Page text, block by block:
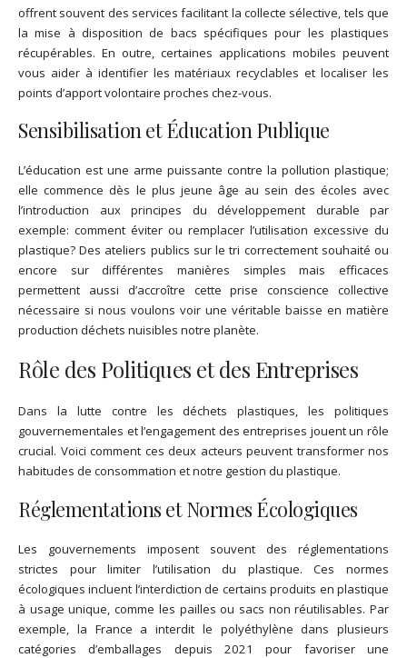
offrent souvent des services facilitant la collecte sélective, tels que
la mise à disposition de bacs spécifiques pour les plastiques
récupérables. En outre, certaines applications mobiles peuvent
vous aider à identifier les matériaux recyclables et localiser les
points d’apport volontaire proches chez-vous.
Sensibilisation et Éducation Publique
L’éducation est une arme puissante contre la pollution plastique;
elle commence dès le plus jeune âge au sein des écoles avec
l’introduction aux principes du développement durable par
exemple: comment éviter ou remplacer l’utilisation excessive du
plastique? Des ateliers publics sur le tri correctement souhaité ou
encore sur différentes manières simples mais efficaces
permettent aussi d’accroître cette prise conscience collective
nécessaire si nous voulons voir une véritable baisse en matière
production déchets nuisibles notre planète.
Rôle des Politiques et des Entreprises
Dans la lutte contre les déchets plastiques, les politiques
gouvernementales et l’engagement des entreprises jouent un rôle
crucial. Voici comment ces deux acteurs peuvent transformer nos
habitudes de consommation et notre gestion du plastique.
Réglementations et Normes Écologiques
Les gouvernements imposent souvent des réglementations
strictes pour limiter l’utilisation du plastique. Ces normes
écologiques incluent l’interdiction de certains produits en plastique
à usage unique, comme les pailles ou sacs non réutilisables. Par
exemple, la France a interdit le polyéthylène dans plusieurs
catégories d’emballages depuis 2021 pour favoriser une